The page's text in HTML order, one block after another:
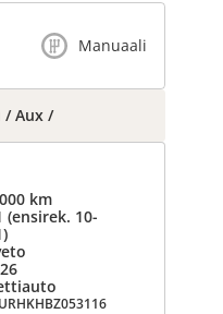
Manuaali
/ Aux /
km
(ensirek. 10-